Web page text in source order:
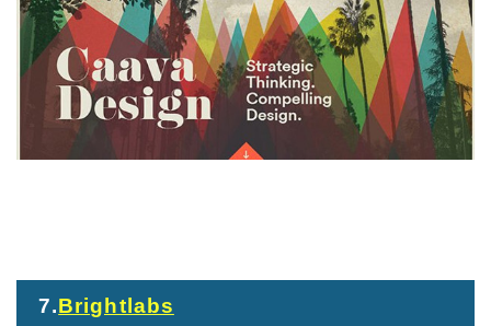
7.Brightlabs